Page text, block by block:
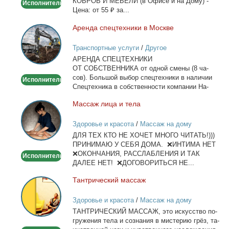
Исполнитель
Це­на: от 55 ₽ за...
Аренда
спецтехники
в
Москве
Исполнитель
Арен­да спец­тех­ни­ки в Москве
Транспортные услуги/ Другое
АРЕНДА СПЕЦТЕХНИКИ
ОТ СОБСТВЕННИКА от од­ной сме­ны (8 ча­
сов). Боль­шой вы­бор спец­тех­ни­ки в на­ли­чии
Спец­тех­ни­ка в соб­ствен­но­сти ком­па­нии На­
Массаж
лица
и
тела
Исполнитель
Мас­саж ли­ца и те­ла
Здоровье и красота/ Массаж на дому
ДЛЯ ТЕХ КТО НЕ ХОЧЕТ МНОГО ЧИТАТЬ!)))
ПРИНИМАЮ У СЕБЯ ДОМА. ❌ИНТИМА НЕТ
❌ОКОНЧАНИЯ, РАССЛАБЛЕНИЯ И ТАК
ДАЛЕЕ НЕТ! ❌ДОГОВОРИТЬСЯ НЕ...
Тантрический
массаж
Тан­три­че­ский мас­саж
Здоровье и красота/ Массаж на дому
ТАНТРИЧЕСКИЙ МАССАЖ, это ис­кус­ство по­
гру­же­ния те­ла и со­зна­ния в ми­сте­рию грёз, та­